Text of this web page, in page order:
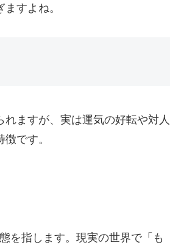
すよね。
ますが、実は運気の好転や対人
です。
を指します。現実の世界で「も